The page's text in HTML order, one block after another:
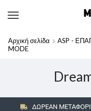
Αρχική σελίδα ASP -
MODE
ΔΩΡΕΑΝ